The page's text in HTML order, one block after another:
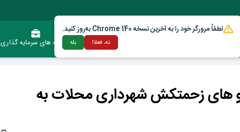
ارتباط با شهرداری فرصت های سرمایه گذاری
های زحمتکش شهرداری محلات به
لطفاً مرورگر خود را به آخرین نسخه Chrome 140 به‌روز کنید.
نه، فعلا! بله